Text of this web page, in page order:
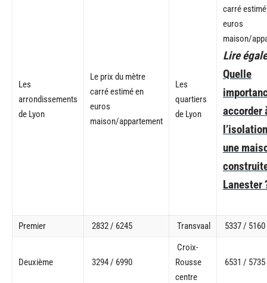
Les
arrondissements
de Lyon
Le prix du mètre
carré estimé en
euros
maison/appartement
Les
quartiers
de Lyon
carré
euros
maison/
Lire
Quelle
accorder
une
Lanester
Premier 2832 / 6245 Transvaal 5337 / 5160
Deuxième 3294 / 6990
Croix-
Rousse
centre
6531 / 5735